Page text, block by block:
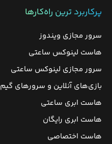
پرکاربرد ترین راه‌کارها
سرور مجازی ویندوز
هاست لینوکس ساعتی
سرور مجازی لینوکس ساعتی
بازی‌های آنلاین و سرورهای گیم
هاست ابری ساعتی
هاست ابری رایگان
هاست اختصاصی